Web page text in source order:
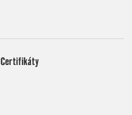
Certifikáty